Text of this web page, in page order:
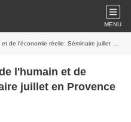
MENU
réelle: Séminaire juillet en Provence
l'humain et de
juillet en Provence